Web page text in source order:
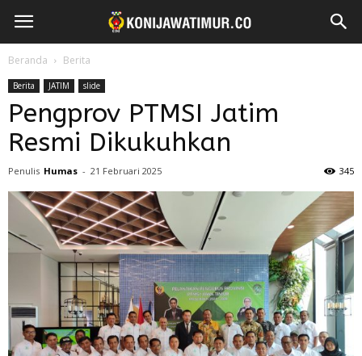
Beranda Berita
Berita JATIM slide
Pengprov PTMSI Jatim
Resmi Dikukuhkan
Penulis Humas - 21 Februari 2025 345